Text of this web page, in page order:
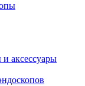
аксессуары